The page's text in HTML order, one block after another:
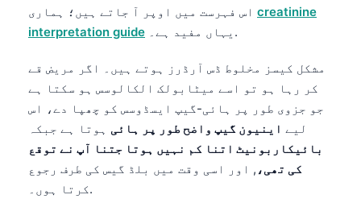
creatinine
interpretation guide
یہاں مفید ہے۔.
مشکل کیسز مخلوط ڈس آرڈرز ہوتے ہیں۔ اگر مریض قے
کر رہا ہو تو اسے میٹابولک الکالوسس ہو سکتا ہے
جو جزوی طور پر ہائی-گیپ ایسڈوسس کو چھپا دے، اس
لیے اینیون گیپ واضح طور پر ہائی ہوتا ہے جبکہ
بائیکاربونیٹ اتنا کم نہیں ہوتا جتنا آپ نے توقع
کی تھی، , اور اسی وقت میں بلڈ گیس کی طرف رجوع
کرتا ہوں۔.